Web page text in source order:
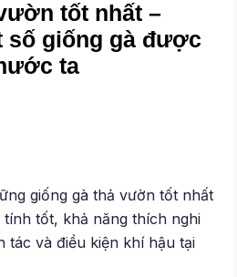
tốt nhất –
số giống gà được
ta
giống gà thả vườn tốt nhất
tốt, khả năng thích nghi
tác và điều kiện khí hậu tại